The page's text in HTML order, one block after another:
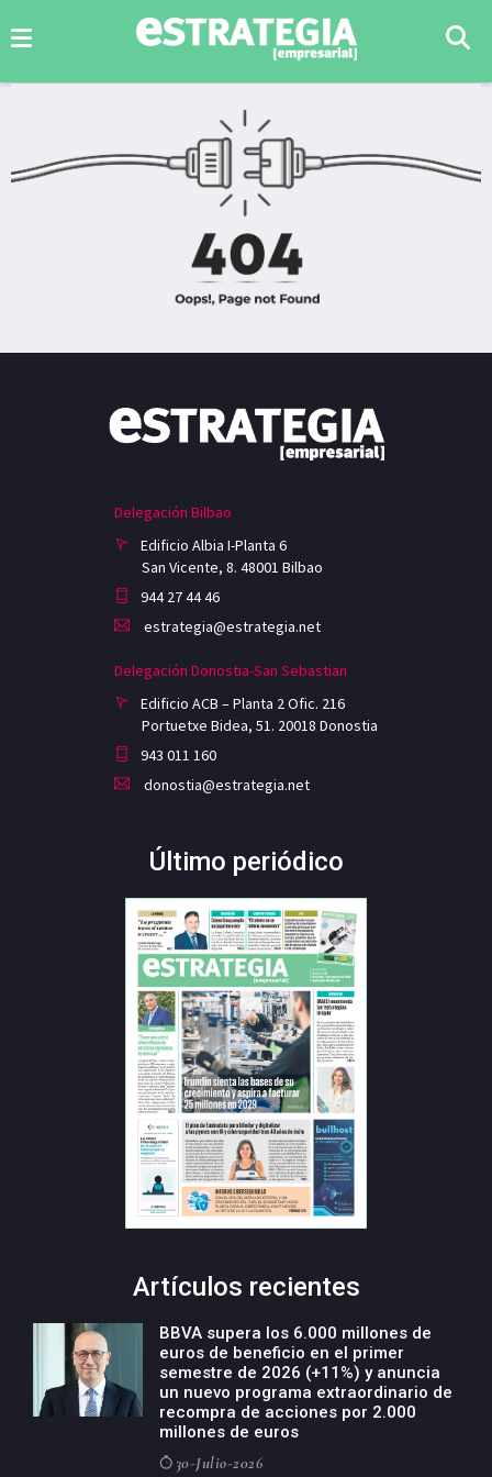
Delegación Bilbao
Edificio Albia I-Planta 6
San Vicente, 8. 48001 Bilbao
944 27 44 46
estrategia@estrategia.net
Delegación Donostia-San Sebastian
Edificio ACB – Planta 2 Ofic. 216
Portuetxe Bidea, 51. 20018 Donostia
943 011 160
donostia@estrategia.net
Último periódico
Artículos recientes
BBVA supera los 6.000 millones de
euros de beneficio en el primer
semestre de 2026 (+11%) y anuncia
un nuevo programa extraordinario de
recompra de acciones por 2.000
millones de euros
30-Julio-2026